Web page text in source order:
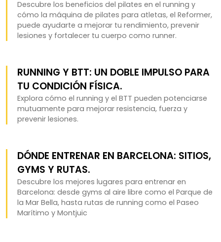
Descubre los beneficios del pilates en el running y
cómo la máquina de pilates para atletas, el Reformer,
puede ayudarte a mejorar tu rendimiento, prevenir
lesiones y fortalecer tu cuerpo como runner.
RUNNING Y BTT: UN DOBLE IMPULSO PARA
TU CONDICIÓN FÍSICA.
Explora cómo el running y el BTT pueden potenciarse
mutuamente para mejorar resistencia, fuerza y
prevenir lesiones.
DÓNDE ENTRENAR EN BARCELONA: SITIOS,
GYMS Y RUTAS.
Descubre los mejores lugares para entrenar en
Barcelona: desde gyms al aire libre como el Parque de
la Mar Bella, hasta rutas de running como el Paseo
Marítimo y Montjuïc